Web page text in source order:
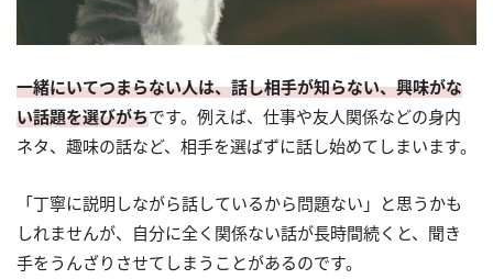
一緒にいてつまらない人は、話し相手が知らない、興味がな
い話題を選びがちです。例えば、仕事や友人関係などの身内
ネタ、趣味の話など、相手を選ばずに話し始めてしまいます。
「丁寧に説明しながら話しているから問題ない」と思うかも
しれませんが、自分に全く関係ない話が長時間続くと、聞き
手をうんざりさせてしまうことがあるのです。